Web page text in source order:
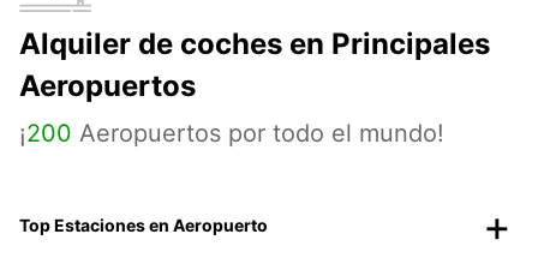
Alquiler de coches en Principales
Aeropuertos
¡200 Aeropuertos por todo el mundo!
Top Estaciones en Aeropuerto